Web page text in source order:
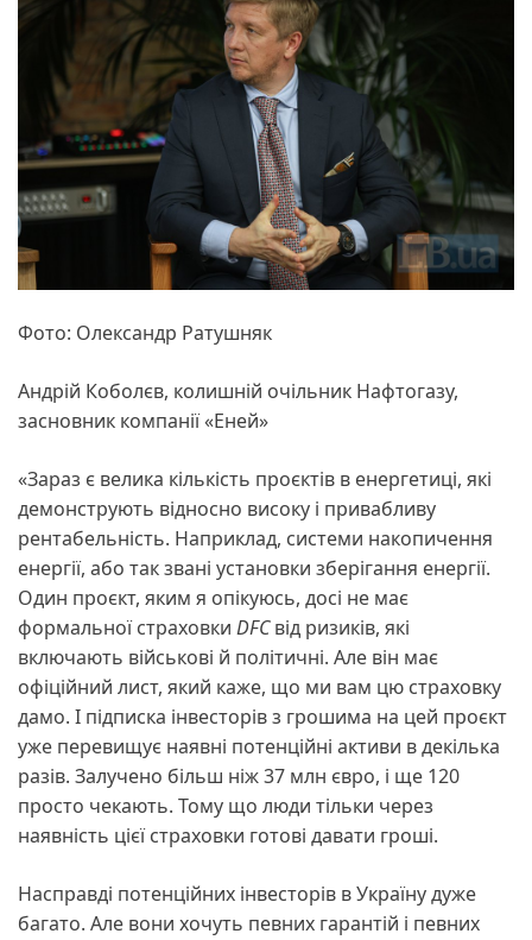
Фото: Олександр Ратушняк
Андрій Коболєв, колишній очільник Нафтогазу,
засновник компанії «Еней»
«Зараз є велика кількість проєктів в енергетиці, які
демонструють відносно високу і привабливу
рентабельність. Наприклад, системи накопичення
енергії, або так звані установки зберігання енергії.
Один проєкт, яким я опікуюсь, досі не має
формальної страховки DFCвід ризиків, які
включають військові й політичні. Але він має
офіційний лист, який каже, що ми вам цю страховку
дамо. І підписка інвесторів з грошима на цей проєкт
уже перевищує наявні потенційні активи в декілька
разів. Залучено більш ніж 37 млн євро, і ще 120
просто чекають. Тому що люди тільки через
наявність цієї страховки готові давати гроші.
Насправді потенційних інвесторів в Україну дуже
багато. Але вони хочуть певних гарантій і певних